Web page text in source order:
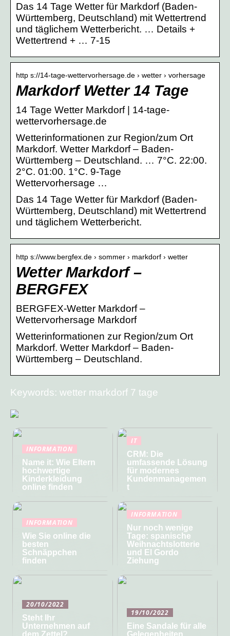
Das 14 Tage Wetter für Markdorf (Baden-
Württemberg, Deutschland) mit Wettertrend
und täglichem Wetterbericht. … Details +
Wettertrend + … 7-15
http s://14-tage-wettervorhersage.de › wetter › vorhersage
Markdorf Wetter 14 Tage
14 Tage Wetter Markdorf | 14-tage-
wettervorhersage.de
Wetterinformationen zur Region/zum Ort
Markdorf. Wetter Markdorf – Baden-
Württemberg – Deutschland. … 7°C. 22:00.
2°C. 01:00. 1°C. 9-Tage
Wettervorhersage …
Das 14 Tage Wetter für Markdorf (Baden-
Württemberg, Deutschland) mit Wettertrend
und täglichem Wetterbericht.
http s://www.bergfex.de › sommer › markdorf › wetter
Wetter Markdorf –
BERGFEX
BERGFEX-Wetter Markdorf –
Wettervorhersage Markdorf
Wetterinformationen zur Region/zum Ort
Markdorf. Wetter Markdorf – Baden-
Württemberg – Deutschland.
Keywords: wetter markdorf 7 tage
INFORMATION
Name it: Wie Eltern
hochwertige
Kinderkleidung
online finden
IT
CRM: Die
umfassende Lösung
für modernes
Kundenmanagemen
t
INFORMATION
Wie Sie online die
besten
Schnäppchen
finden
INFORMATION
Nur noch wenige
Tage: spanische
Weihnachtslotterie
und El Gordo
Ziehung
20/10/2022
Steht Ihr
Unternehmen auf
19/10/2022
Eine Sandale für alle